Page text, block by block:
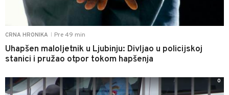
CRNA HRONIKA Pre 49 min
Uhapšen maloljetnik u Ljubinju: Divljao u policijskoj
stanici i pružao otpor tokom hapšenja
0